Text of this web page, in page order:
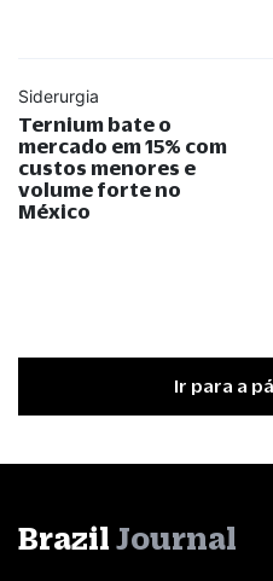
Siderurgia
Ternium bate o
mercado em 15% com
custos menores e
volume forte no
México
Ir para a
Brazil Journal